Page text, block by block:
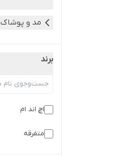
مد و پوشاک
برند
اچ اند ام
متفرقه